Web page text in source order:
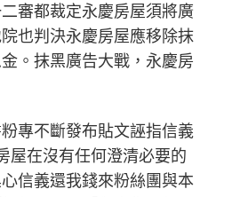
審都裁定永慶房屋須將廣
也判決永慶房屋應移除抹
。抹黑廣告大戰，永慶房
專不斷發布貼文誣指信義
屋在沒有任何澄清必要的
信義還我錢來粉絲團與本